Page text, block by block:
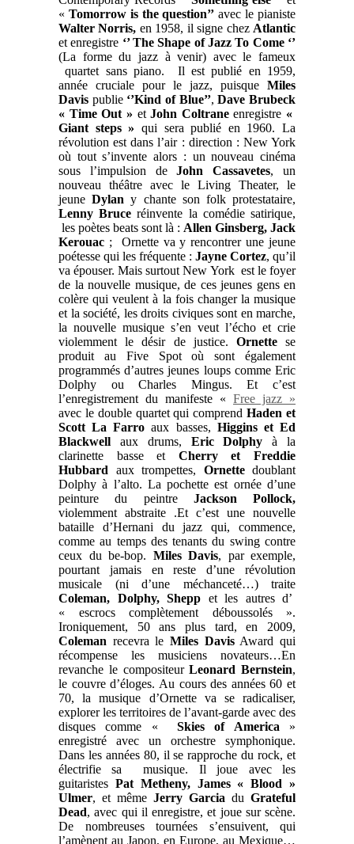
« Tomorrow is the question’’ avec le pianiste
Walter Norris, en 1958, il signe chez Atlantic
et enregistre ‘’ The Shape of Jazz To Come ‘’
(La forme du jazz à venir) avec le fameux
quartet sans piano. Il est publié en 1959,
année cruciale pour le jazz, puisque Miles
Davis publie‘’Kind of Blue’’,Dave Brubeck
« Time Out » etJohn Coltraneenregistre «
Giant steps » qui sera publié en 1960. La
révolution est dans l’air : direction : New York
où tout s’invente alors : un nouveau cinéma
sous l’impulsion deJohn Cassavetes, un
nouveau théâtre avec le Living Theater, le
jeuneDylan y chante son folk protestataire,
Lenny Bruce réinvente la comédie satirique,
les poètes beats sont là : Allen Ginsberg, Jack
Kerouac ; Ornette va y rencontrer une jeune
poétesse qui les fréquente : Jayne Cortez, qu’il
va épouser. Mais surtout New York est le foyer
de la nouvelle musique, de ces jeunes gens en
colère qui veulent à la fois changer la musique
et la société, les droits civiques sont en marche,
la nouvelle musique s’en veut l’écho et crie
violemment le désir de justice. Ornettese
produit au Five Spot où sont également
programmés d’autres jeunes loups comme Eric
Dolphy ou Charles Mingus. Et c’est
l’enregistrement du manifeste « Free jazz »
avec le double quartet qui comprend Haden et
Scott La Farro aux basses, Higgins et Ed
Blackwell aux drums, Eric Dolphy à la
clarinette basse et Cherry et Freddie
Hubbard aux trompettes, Ornettedoublant
Dolphy à l’alto. La pochette est ornée d’une
peinture du peintre Jackson Pollock,
violemment abstraite .Et c’est une nouvelle
bataille d’Hernani du jazz qui, commence,
comme au temps des tenants du swing contre
ceux du be-bop. Miles Davis, par exemple,
pourtant jamais en reste d’une révolution
musicale (ni d’une méchanceté…) traite
Coleman, Dolphy, Shepp et les autres d’
« escrocs complètement déboussolés ».
Ironiquement, 50 ans plus tard, en 2009,
Coleman recevra le Miles DavisAward qui
récompense les musiciens novateurs…En
revanche le compositeurLeonard Bernstein,
le couvre d’éloges. Au cours des années 60 et
70, la musique d’Ornette va se radicaliser,
explorer les territoires de l’avant-garde avec des
disques comme «
Skies of America »
enregistré avec un orchestre symphonique.
Dans les années 80, il se rapproche du rock, et
électrifie sa musique. Il joue avec les
guitaristes Pat Metheny, James « Blood »
Ulmer, et même Jerry Garcia du Grateful
Dead, avec qui il enregistre, et joue sur scène.
De nombreuses tournées s’ensuivent, qui
l’amènent au Japon, en Europe, au Mexique…